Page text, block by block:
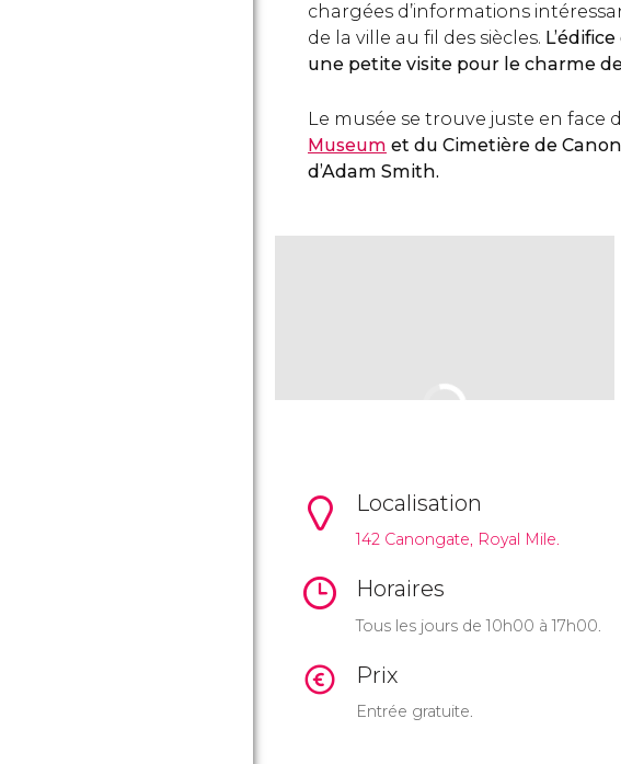
chargées d’informations
de la ville au fil des siècles.
une petite visite pour le charme
Le musée se trouve juste en face
Museum et du Cimetière de
d’Adam Smith.
Localisation
142 Canongate, Royal Mile.
Horaires
Tous les jours de 10h00 à 17h00.
Prix
Entrée gratuite.